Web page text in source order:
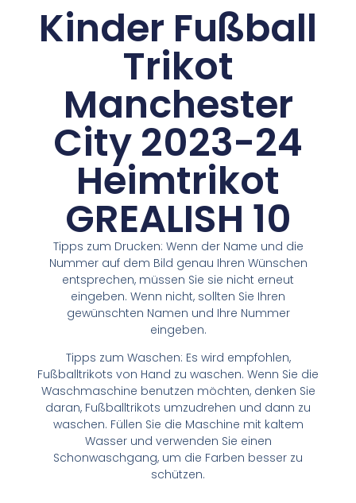
Kinder Fußball
Trikot
Manchester
City 2023-24
Heimtrikot
GREALISH 10
Tipps zum Drucken: Wenn der Name und die
Nummer auf dem Bild genau Ihren Wünschen
entsprechen, müssen Sie sie nicht erneut
eingeben. Wenn nicht, sollten Sie Ihren
gewünschten Namen und Ihre Nummer
eingeben.
Tipps zum Waschen: Es wird empfohlen,
Fußballtrikots von Hand zu waschen. Wenn Sie die
Waschmaschine benutzen möchten, denken Sie
daran, Fußballtrikots umzudrehen und dann zu
waschen. Füllen Sie die Maschine mit kaltem
Wasser und verwenden Sie einen
Schonwaschgang, um die Farben besser zu
schützen.